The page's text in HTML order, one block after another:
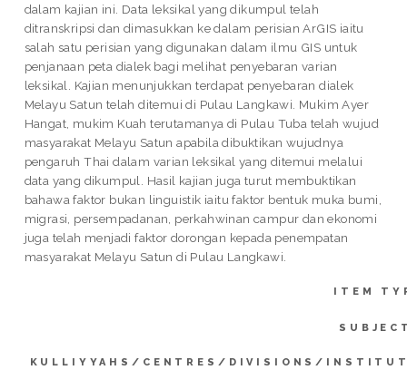
dalam kajian ini. Data leksikal yang dikumpul telah
ditranskripsi dan dimasukkan ke dalam perisian ArGIS iaitu
salah satu perisian yang digunakan dalam ilmu GIS untuk
penjanaan peta dialek bagi melihat penyebaran varian
leksikal. Kajian menunjukkan terdapat penyebaran dialek
Melayu Satun telah ditemui di Pulau Langkawi. Mukim Ayer
Hangat, mukim Kuah terutamanya di Pulau Tuba telah wujud
masyarakat Melayu Satun apabila dibuktikan wujudnya
pengaruh Thai dalam varian leksikal yang ditemui melalui
data yang dikumpul. Hasil kajian juga turut membuktikan
bahawa faktor bukan linguistik iaitu faktor bentuk muka bumi,
migrasi, persempadanan, perkahwinan campur dan ekonomi
juga telah menjadi faktor dorongan kepada penempatan
masyarakat Melayu Satun di Pulau Langkawi.
ITEM
KULLIYYAHS/CENTRES/DIVISIONS/